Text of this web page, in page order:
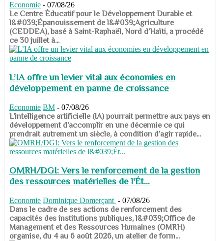
Economie - 07/08/26
​​​​​​​Le Centre Éducatif pour le Développement Durable et
l&#039;Épanouissement de l&#039;Agriculture
(CEDDEA), basé à Saint-Raphaël, Nord d’Haïti, a procédé
ce 30 juillet à...
L’IA offre un levier vital aux économies en
développement en panne de croissance
Economie BM - 07/08/26
​​​​​​​L’intelligence artificielle (IA) pourrait permettre aux pays en
développement d’accomplir en une décennie ce qui
prendrait autrement un siècle, à condition d’agir rapide...
OMRH/DGI: Vers le renforcement de la gestion
des ressources matérielles de l'Ét...
Economie Dominique Domerçant - 07/08/26
Dans le cadre de ses actions de renforcement des
capacités des institutions publiques, l&#039;Office de
Management et des Ressources Humaines (OMRH)
organise, du 4 au 6 août 2026, un atelier de form...